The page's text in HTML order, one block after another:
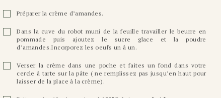
Préparer la crème d’amandes.
Dans la cuve du robot muni de la feuille travailler le beurre en
pommade puis ajoutez le sucre glace et la poudre
d’amandes.Incorporez les oeufs un à un.
Verser la crème dans une poche et faites un fond dans votre
cercle à tarte sur la pâte ( ne remplissez pas jusqu’en haut pour
laisser de la place à la crème).